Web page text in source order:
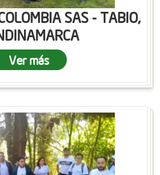
SAS - TABIO,
Ver más